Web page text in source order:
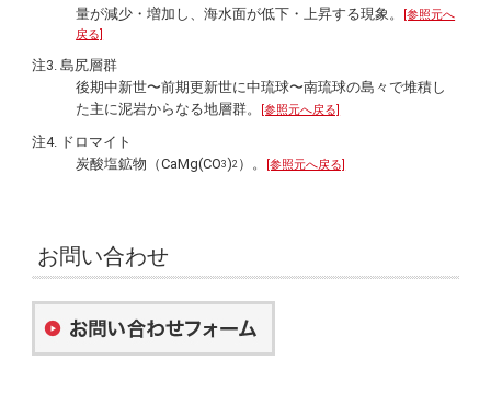
量が減少・増加し、海水面が低下・上昇する現象。
[参照元へ
戻る]
注3. 島尻層群
後期中新世〜前期更新世に中琉球〜南琉球の島々で堆積し
た主に泥岩からなる地層群。
[参照元へ戻る]
注4. ドロマイト
炭酸塩鉱物（CaMg(CO3)2 ）。 [参照元へ戻る]
お問い合わせ